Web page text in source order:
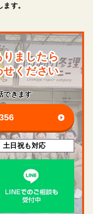
す。
りましたら
せください
できます
日祝も対応